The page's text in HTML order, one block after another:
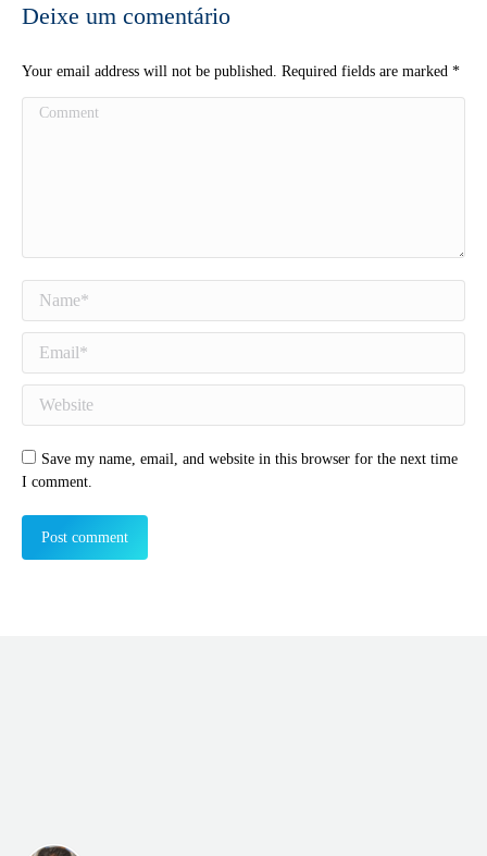
Deixe um comentário
Your email address will not be published. Required fields are marked *
Comment
Save my name, email, and website in this browser for the next time
I comment.
Post comment